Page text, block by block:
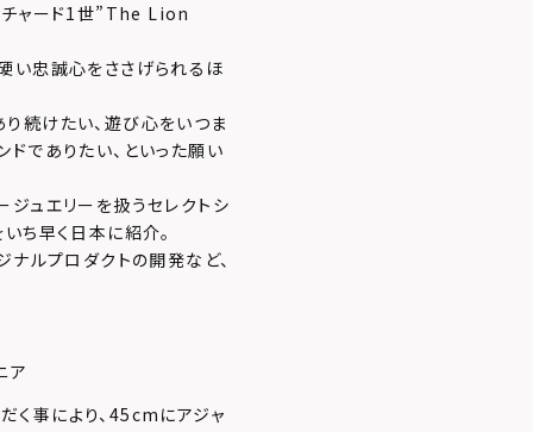
チャード1世”The Lion
い忠誠心をささげられるほ
続けたい、遊び心をいつま
でありたい、といった願い
ジュエリーを扱うセレクトシ
ち早く日本に紹介。
ナルプロダクトの開発など、
ア
く事により、45cmにアジャ